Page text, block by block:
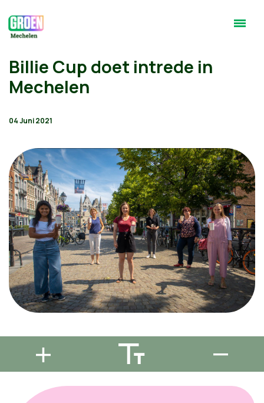
Billie Cup doet intrede in
Mechelen
04 Juni 2021